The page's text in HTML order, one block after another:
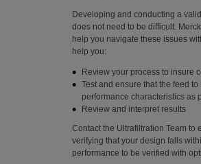
Developing and conducting a
does not need to be difficult.
help you navigate these issues
help you:
Review your process to insure
Test and ensure that the feed
performance characteristics as
Review and interpret results
Contact the Ultrafiltration Team
verifying that your design falls
performance to be verified with